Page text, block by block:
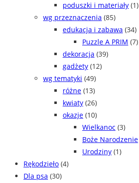
poduszki i materiały (1)
wg przeznaczenia (85)
edukacja i zabawa (34)
Puzzle A PRIM (7)
dekoracja (39)
gadżety (12)
wg tematyki (49)
różne (13)
kwiaty (26)
okazje (10)
Wielkanoc (3)
Boże Narodzenie
Urodziny (1)
Rękodzieło (4)
Dla psa (30)